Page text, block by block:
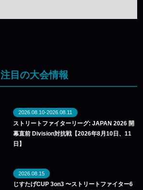
注目の大会情報
2026.08.10-2026.08.11
ストリートファイターリーグ: JAPAN 2026 開
幕直前 Division対抗戦【2026年8月10日、11
日】
2026.08.15
じすたげCUP 3on3 〜ストリートファイター6